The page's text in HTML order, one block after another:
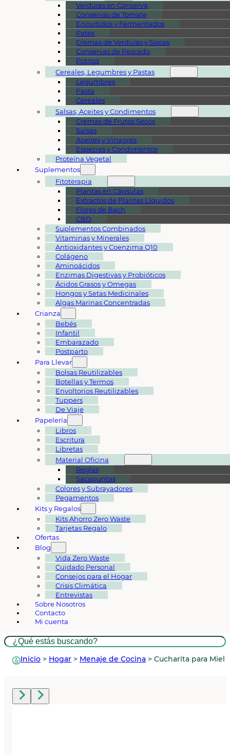
Verduras en Conserva
Conservas de Tomate
Encurtidos y Fermentados
Patés
Cremas de Verduras y Sopas
Conservas de Pescado
Potitos
Cereales, Legumbres y Pastas
Legumbres
Pasta
Cereales
Salsas, Aceites y Condimentos
Cremas de Frutos Secos
Salsas
Aceites y Vinagres
Especias y Condimentos
Proteína Vegetal
Suplementos
Fitoterapia
Plantas en Cápsulas
Extractos de Plantas Líquidos
Flores de Bach
CBD
Suplementos Combinados
Vitaminas y Minerales
Antioxidantes y Coenzima Q10
Colágeno
Aminoácidos
Enzimas Digestivas y Probióticos
Ácidos Grasos y Omegas
Hongos y Setas Medicinales
Algas Marinas Concentradas
Crianza
Bebés
Infantil
Embarazado
Postparto
Para Llevar
Bolsas Reutilizables
Botellas y Termos
Envoltorios Reutilizables
Tuppers
De Viaje
Papelería
Libros
Escritura
Libretas
Material Oficina
Reglas
Sacapuntas
Colores y Subrayadores
Pegamentos
Kits y Regalos
Kits Ahorro Zero Waste
Tarjetas Regalo
Ofertas
Blog
Vida Zero Waste
Cuidado Personal
Consejos para el Hogar
Crisis Climática
Entrevistas
Sobre Nosotros
Contacto
Mi cuenta
Buscar
Inicio > Hogar > Menaje de Cocina > Cucharita para Miel